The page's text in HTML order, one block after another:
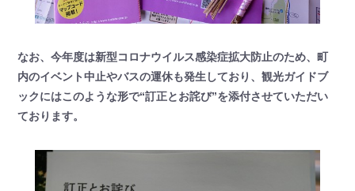
なお、今年度は新型コロナウイルス感染症拡大防止のため、町
内のイベント中止やバスの運休も発生しており、観光ガイドブ
ックにはこのような形で“訂正とお詫び”を添付させていただい
ております。